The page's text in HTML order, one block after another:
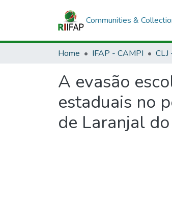
Communities &
Home IFAP - CAMPI
A evasão
estaduais no
de Laranjal do